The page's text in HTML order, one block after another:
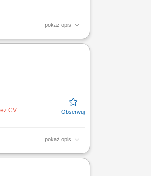
pokaż opis
pojazdu, w tym
CV
pokaż opis
podczas